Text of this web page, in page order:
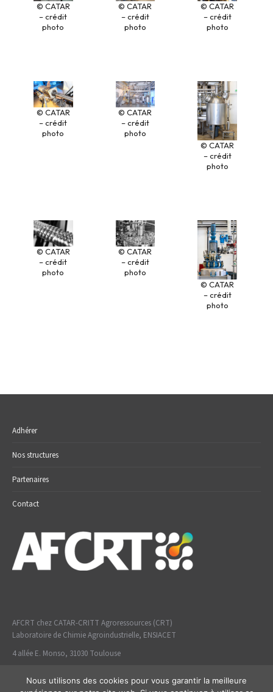
© CATAR
– crédit
photo
© CATAR
– crédit
photo
© CATAR
– crédit
photo
© CATAR
– crédit
photo
© CATAR
– crédit
photo
© CATAR
– crédit
photo
© CATAR
– crédit
photo
© CATAR
– crédit
photo
© CATAR
– crédit
photo
Adhérer
Nos structures
Partenaires
Contact
AFCRT chez CATAR-CRITT Agroressources (CRT)
Laboratoire de Chimie Agroindustrielle, ENSIACET
4 allée E. Monso, 31030 Toulouse
Nous utilisons des cookies pour vous garantir la meilleure